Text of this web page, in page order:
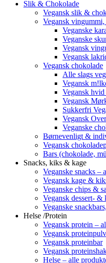
Slik & Chokolade
Vegansk slik &
Vegansk
Veganske
Veganske
Vegansk
Vegansk
Vegansk chokolade
Alle slags
Vegansk
Vegansk
Vegansk
Sukkerfri
Vegansk
Veganske
Børnevenligt &
Vegansk
Bars (chokolade,
Snacks, kiks & kage
Veganske snacks –
Vegansk kage &
Veganske chips &
Vegansk dessert- &
Veganske
Helse /Protein
Vegansk protein –
Vegansk
Vegansk proteinbar
Vegansk
Helse – alle